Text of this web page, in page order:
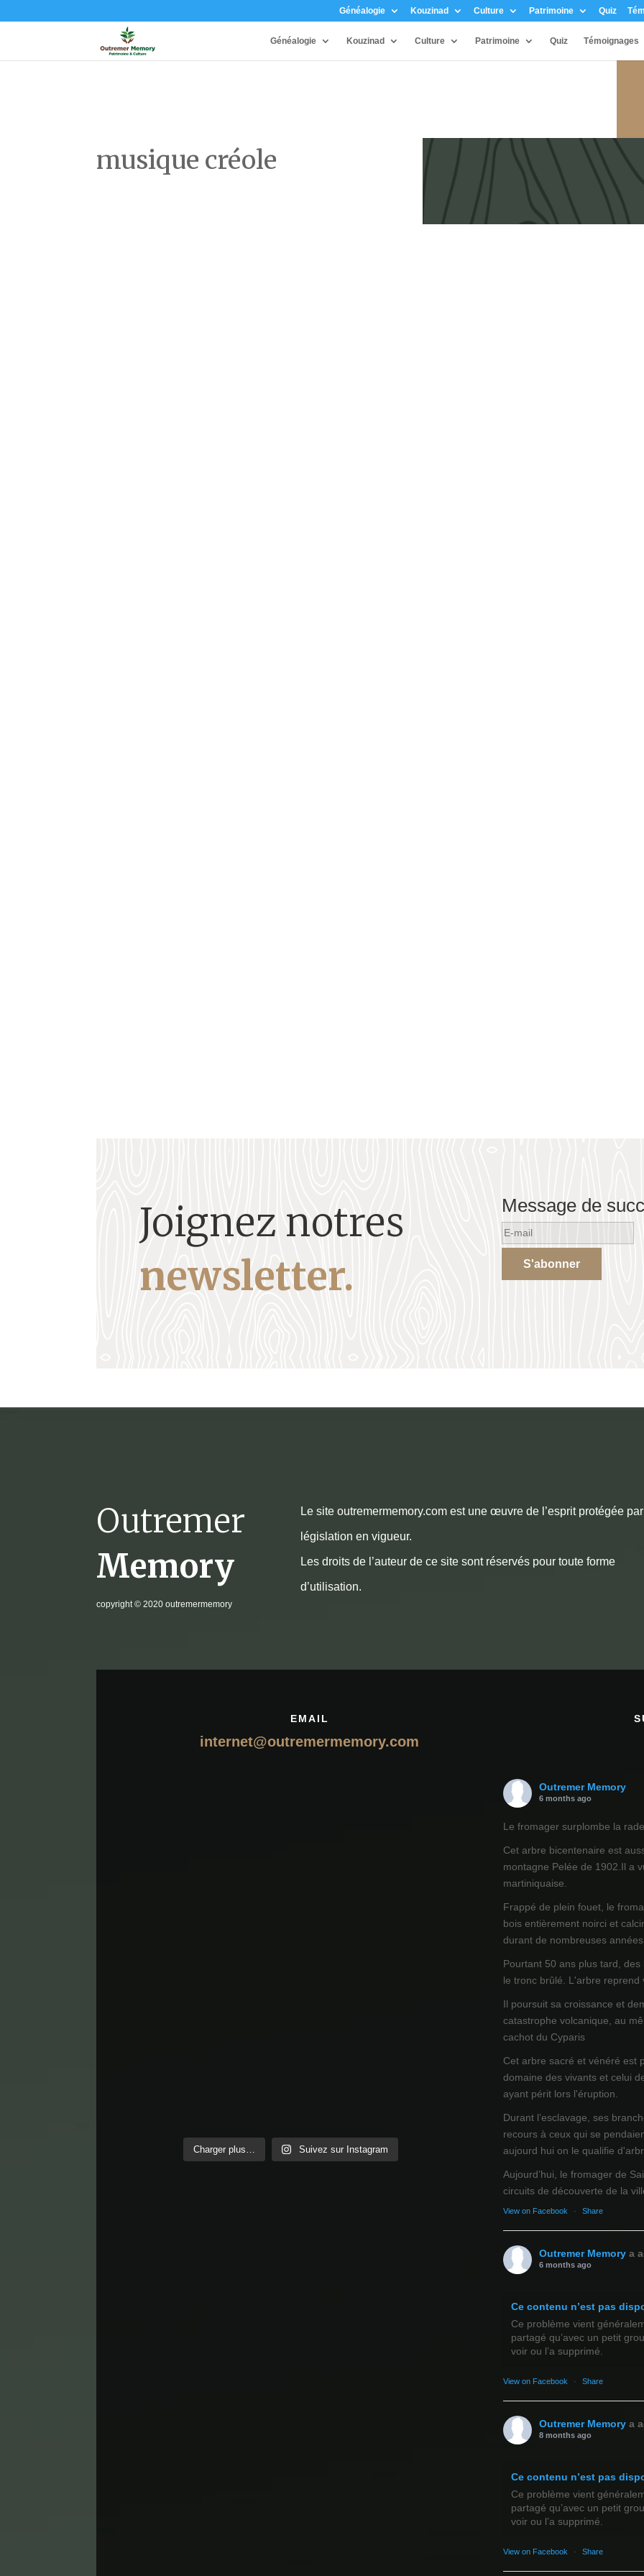
Généalogie Kouzinad Culture Patrimoine Quiz
Généalogie Kouzinad Culture Patrimoine Quiz Témoignages
musique créole
Joignez notres
newsletter.
Message de
S'abonner
Outremer
Memory
copyright© 2020 outremermemory
Le site outremermemory.com est une œuvre de l’esprit protégée
législation en vigueur.
Les droits de l’auteur de ce site sont réservés pour toute forme
d’utilisation.
EMAIL
internet@outremermemory.com
Charger plus… Suivez sur Instagram
Outremer Memory
6 months ago
Le fromager surplombe la
Cet arbre bicentenaire est
montagne Pelée de 1902.Il a
martiniquaise.
Frappé de plein fouet, le
bois entièrement noirci et
durant de nombreuses
Pourtant 50 ans plus tard,
le tronc brûlé. L'arbre
Il poursuit sa croissance et
catastrophe volcanique, au
cachot du Cyparis
Cet arbre sacré et vénéré est
domaine des vivants et celui
ayant périt lors l'éruption.
Durant l’esclavage, ses
recours à ceux qui se
aujourd hui on le qualifie
Aujourd’hui, le fromager de
circuits de découverte de la
View on Facebook · Share
Outremer Memory a
6 months ago
Ce contenu n’est pas
Ce problème vient
partagé qu’avec un petit
voir ou l’a supprimé.
View on Facebook · Share
Outremer Memory a
8 months ago
Ce contenu n’est pas
Ce problème vient
partagé qu’avec un petit
voir ou l’a supprimé.
View on Facebook · Share